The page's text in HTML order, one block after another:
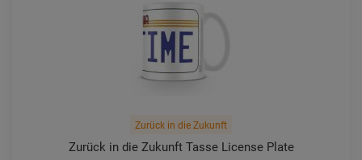
Zurück in die Zukunft
Zurück in die Zukunft Tasse License Plate